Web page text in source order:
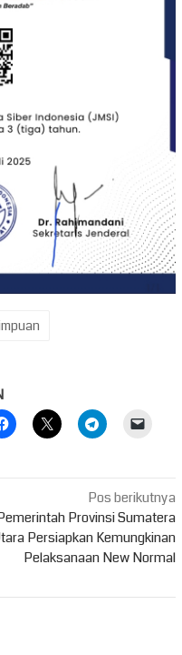
Pos berikutnya
Provinsi Sumatera
Persiapkan Kemungkinan
Pelaksanaan New Normal